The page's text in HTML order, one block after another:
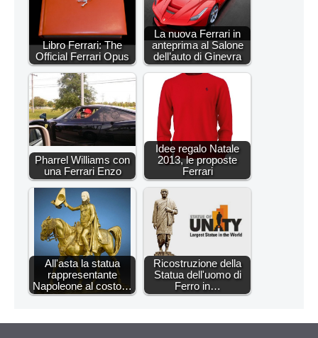
Libro Ferrari: The
Official Ferrari Opus
La nuova Ferrari in
anteprima al Salone
dell’auto di Ginevra
Pharrel Williams con
una Ferrari Enzo
Idee regalo Natale
2013, le proposte
Ferrari
All'asta la statua
rappresentante
Napoleone al costo…
Ricostruzione della
Statua dell'uomo di
Ferro in…